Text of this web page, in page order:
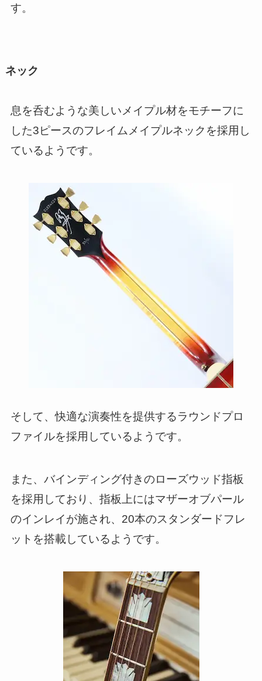
す。
ネック
息を呑むような美しいメイプル材をモチーフに
した3ピースのフレイムメイプルネックを採用し
ているようです。
そして、快適な演奏性を提供するラウンドプロ
ファイルを採用しているようです。
また、バインディング付きのローズウッド指板
を採用しており、指板上にはマザーオブパール
のインレイが施され、20本のスタンダードフレ
ットを搭載しているようです。